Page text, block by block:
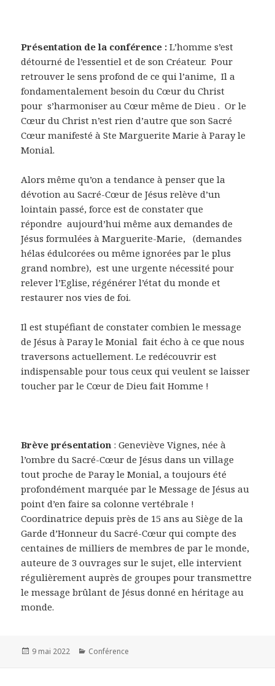
Présentation de la conférence :L’homme s’est
détourné de l’essentiel et de son Créateur. Pour
retrouver le sens profond de ce qui l’anime, Il a
fondamentalement besoin du Cœur du Christ
pour s’harmoniser au Cœur même de Dieu . Or le
Cœur du Christ n’est rien d’autre que son Sacré
Cœur manifesté à Ste Marguerite Marie à Paray le
Monial.
Alors même qu’on a tendance à penser que la
dévotion au Sacré-Cœur de Jésus relève d’un
lointain passé, force est de constater que
répondre aujourd’hui même aux demandes de
Jésus formulées à Marguerite-Marie, (demandes
hélas édulcorées ou même ignorées par le plus
grand nombre), est une urgente nécessité pour
relever l’Eglise, régénérer l’état du monde et
restaurer nos vies de foi.
Il est stupéfiant de constater combien le message
de Jésus à Paray le Monial fait écho à ce que nous
traversons actuellement. Le redécouvrir est
indispensable pour tous ceux qui veulent se laisser
toucher par le Cœur de Dieu fait Homme !
Brève présentation : Geneviève Vignes, née à
l’ombre du Sacré-Cœur de Jésus dans un village
tout proche de Paray le Monial, a toujours été
profondément marquée par le Message de Jésus au
point d’en faire sa colonne vertébrale !
Coordinatrice depuis près de 15 ans au Siège de la
Garde d’Honneur du Sacré-Cœur qui compte des
centaines de milliers de membres de par le monde,
auteure de 3 ouvrages sur le sujet, elle intervient
régulièrement auprès de groupes pour transmettre
le message brûlant de Jésus donné en héritage au
monde.
Publié
9 mai 2022 Catégories
Conférence